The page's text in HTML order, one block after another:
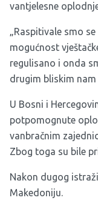
vantjelesne
„Raspitivale smo
mogućnost
regulisano i onda
drugim bliskim nam
U Bosni i
potpomognute
vanbračnim
Zbog toga su bile
Nakon dugog
Makedoniju.